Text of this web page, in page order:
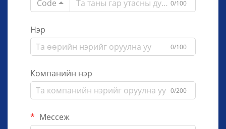
Code
0/100
Нэр
0/100
Компанийн нэр
0/200
Мессеж